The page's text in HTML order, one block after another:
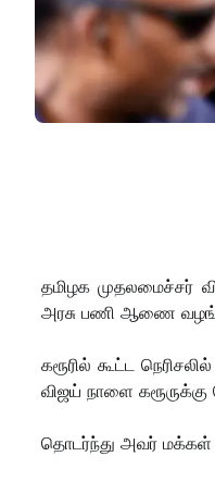
தமிழக முதலமைச்சர்
அரசு பணி ஆணை
கரூரில் கூட்ட
விஜய் நாளை கரூருக்கு
தொடர்ந்து அவர் மக்கள்